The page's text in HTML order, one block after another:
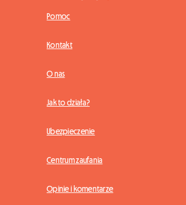
Pomoc
Kontakt
O nas
Jak to działa?
Ubezpieczenie
Centrum zaufania
Opinie i komentarze